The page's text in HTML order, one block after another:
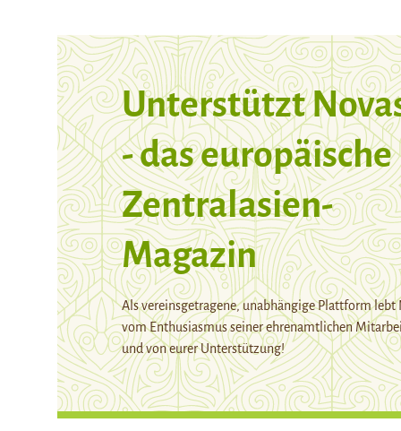
Unterstützt
- das europäische
Zentralasien-
Magazin
Als vereinsgetragene, unabhängige Plattform lebt
vom Enthusiasmus seiner ehrenamtlichen
und von eurer Unterstützung!